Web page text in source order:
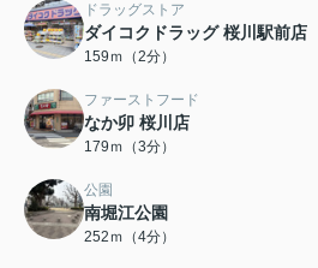
ドラッグストア
ダイコクドラッグ 桜川駅前店
159ｍ（2分）
ファーストフード
なか卯 桜川店
179ｍ（3分）
公園
南堀江公園
252ｍ（4分）